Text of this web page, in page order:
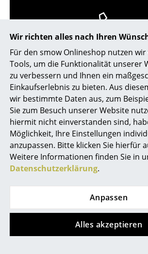
Wir richten alles nach Ihren
Für den smow Onlineshop nutzen
Tools, um die Funktionalität unserer
zu verbessern und Ihnen ein
Einkaufserlebnis zu bieten. Aus
wir bestimmte Daten aus, zum
Sie zum Besuch unserer Website
hiermit nicht einverstanden sind,
Möglichkeit, Ihre Einstellungen
anzupassen. Bitte klicken Sie hierfür
Weitere Informationen finden Sie in
Datenschutzerklärung.
Anpassen
Alles akzeptieren
Betten
Doppelbetten
Einzelbetten
Stapelbetten
Kinderbetten
Nachttische & Bettzubehör
... alle Betten
Accessoires
0341 2222 88 10
Mo-Fr: 9-17 Uhr
service@smow.de